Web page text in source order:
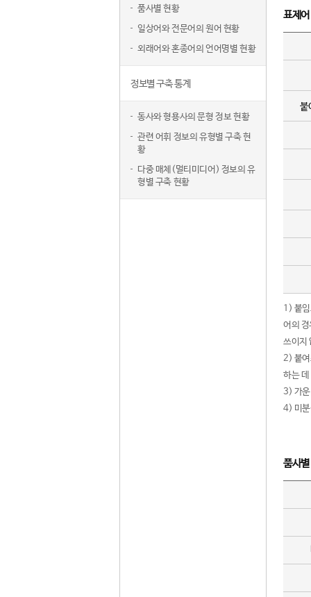
품사별 현황
일상어와 전문어의 원어 현황
외래어와 혼종어의 언어명별 현황
정보별 구축 통계
동사와 형용사의 문형 정보 현황
관련 어휘 정보의 유형별 구축 현
황
다중 매체(멀티미디어) 정보의 유
형별 구축 현황
표제
붙
1) 붙
어의
쓰이지
2) 붙여
하는
3) 가운
4) 미분
품사